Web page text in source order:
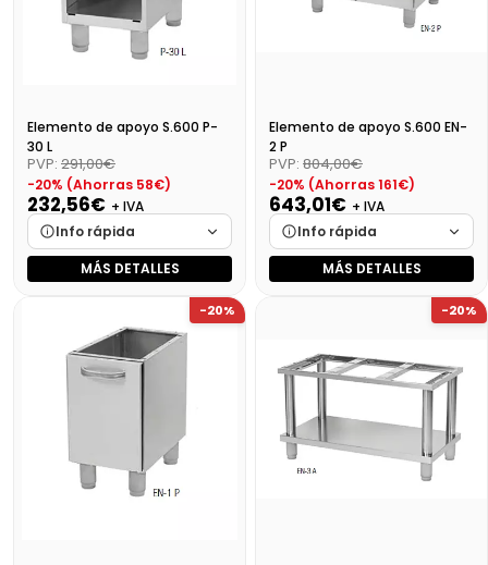
Elemento de apoyo S.600 P-
30 L
PVP: 291,00€
-20% (Ahorras 58€)
232,56€ + IVA
Info rápida
Marca
Cargando…
Cargando…
Disponibilidad
Cargando…
Precio final (+21%)
MÁS DETALLES
Elemento de apoyo S.600 EN-
2 P
PVP: 804,00€
-20% (Ahorras 161€)
643,01€ + IVA
Info rápida
Marca
Cargando…
Cargando…
Precio final (+21%) 778,04 €
MÁS DETALLES
-20% -20%